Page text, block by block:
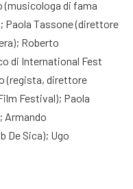
(musicologa di fama
Paola Tassone (direttore
Roberto
di International Fest
(regista, direttore
Festival); Paola
Armando
De Sica); Ugo